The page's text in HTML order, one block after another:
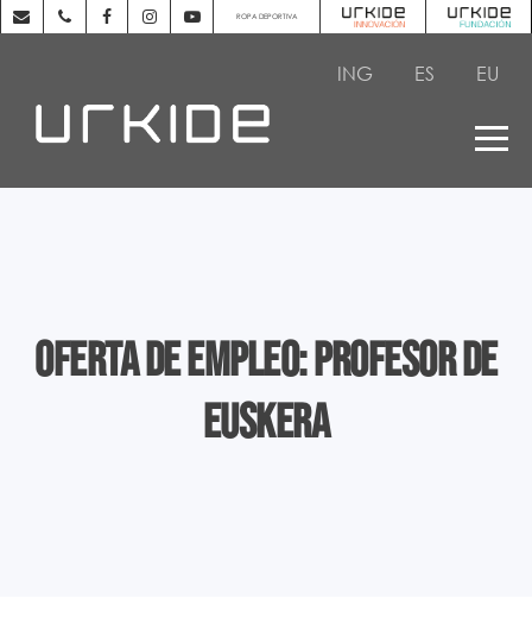
ROPA DEPORTIVA
ING ES EU
Oferta de empleo: Profesor de
euskera